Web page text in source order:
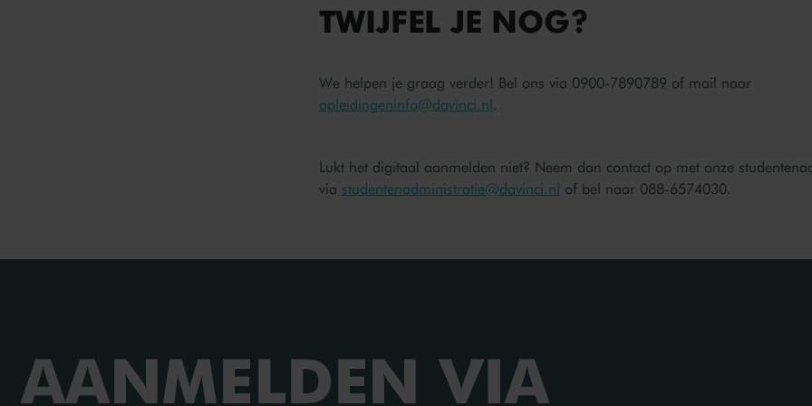
TWIJFEL JE NOG?
We helpen je graag verder! Bel ons via 0900-7890789 of mail naar
opleidingeninfo@davinci.nl.
Lukt het digitaal aanmelden niet? Neem dan contact op met onze
via studentenadministratie@davinci.nl of bel naar 088-6574030.
AANMELDEN VIA